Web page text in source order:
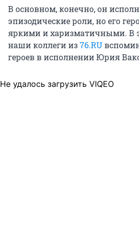
В основном, конечно, он
эпизодические роли, но его
яркими и харизматичными. В
наши коллеги из76.RU
героев в исполнении Юрия
Не удалось загрузить VIQEO